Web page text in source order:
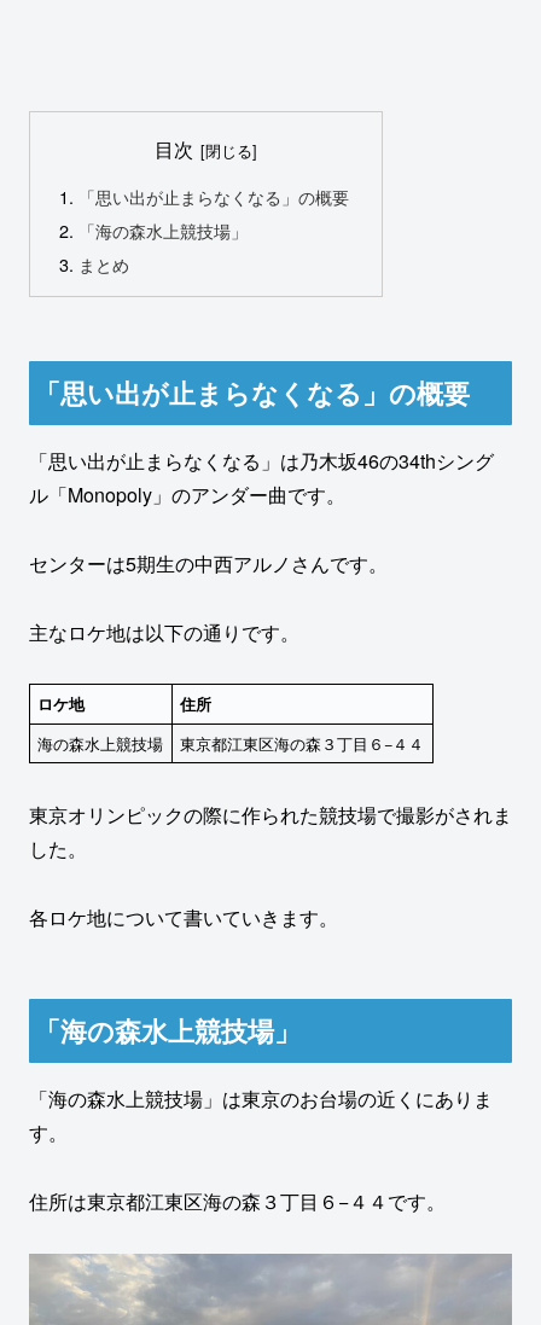
目次
「思い出が止まらなくなる」の概要
「海の森水上競技場」
まとめ
「思い出が止まらなくなる」の概要
「思い出が止まらなくなる」は乃木坂46の34thシング
ル「Monopoly」のアンダー曲です。
センターは5期生の中西アルノさんです。
主なロケ地は以下の通りです。
ロケ地 住所
海の森水上競技場 東京都江東区海の森３丁目６−４４
東京オリンピックの際に作られた競技場で撮影がされま
した。
各ロケ地について書いていきます。
「海の森水上競技場」
「海の森水上競技場」は東京のお台場の近くにありま
す。
住所は東京都江東区海の森３丁目６−４４です。